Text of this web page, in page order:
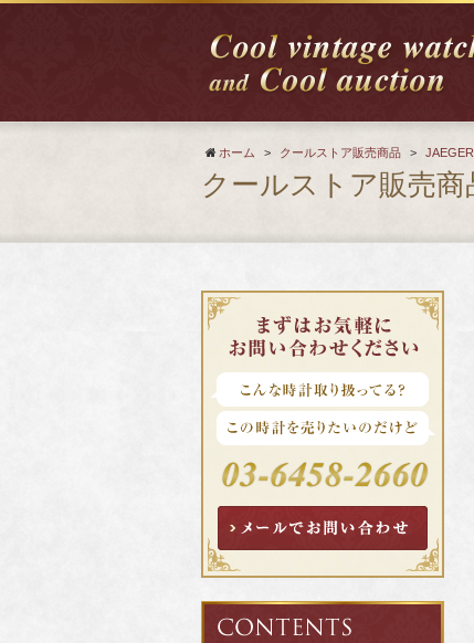
ホーム > クールストア販売商品 >
クールストア販売商